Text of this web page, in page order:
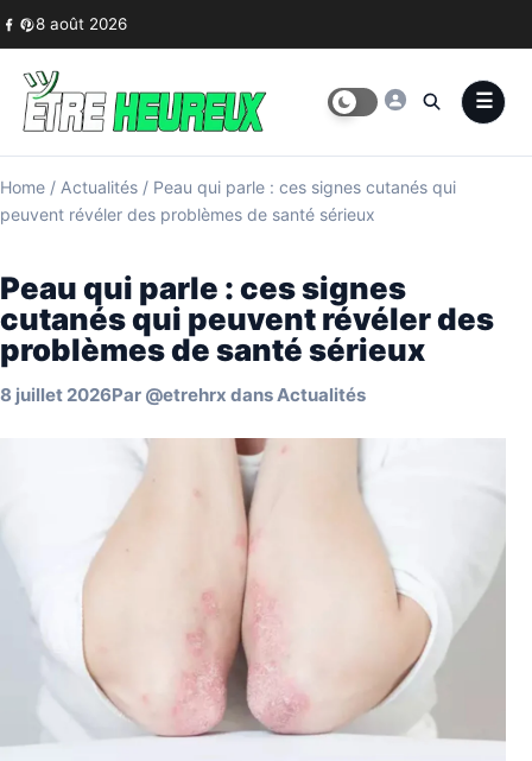
Skip to content
8 août 2026
Home / Actualités / Peau qui parle : ces signes cutanés qui
peuvent révéler des problèmes de santé sérieux
Peau qui parle : ces signes
cutanés qui peuvent révéler des
problèmes de santé sérieux
8 juillet 2026Par @etrehrx dansActualités